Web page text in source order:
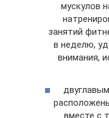
мускулов
занятий
в неделю,
внимания,
вместе с